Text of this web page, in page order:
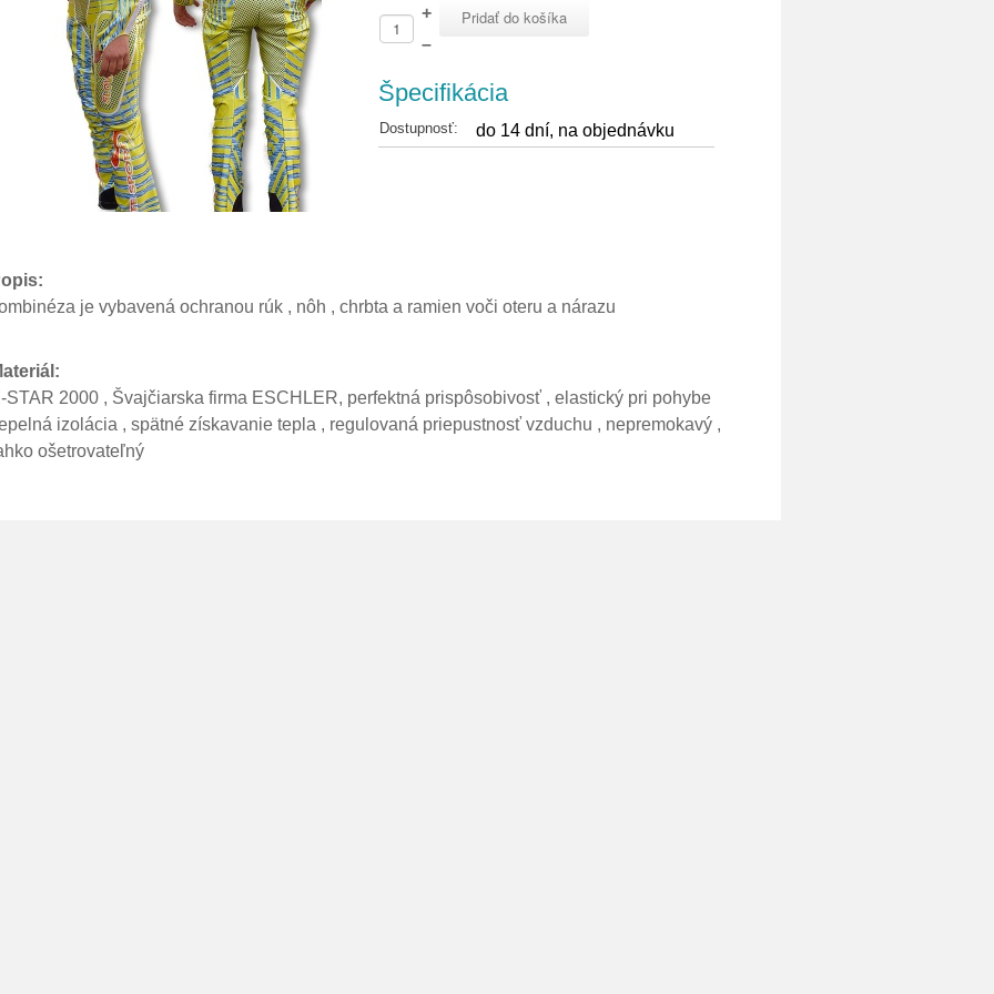
+
–
Špecifikácia
Dostupnosť: do 14 dní, na objednávku
je vybavená ochranou rúk , nôh , chrbta a ramien voči oteru a nárazu
STAR 2000 , Švajčiarska firma ESCHLER, perfektná prispôsobivosť , elastický pri pohybe
izolácia , spätné získavanie tepla , regulovaná priepustnosť vzduchu , nepremokavý ,
ošetrovateľný